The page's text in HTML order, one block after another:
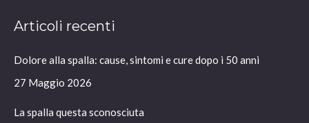
opens
new
window
opens
new
window
opens
new
window
opens
new
window
Articoli recenti
Dolore alla spalla: cause, sintomi e cure dopo i 50 anni
27 Maggio 2026
La spalla questa sconosciuta